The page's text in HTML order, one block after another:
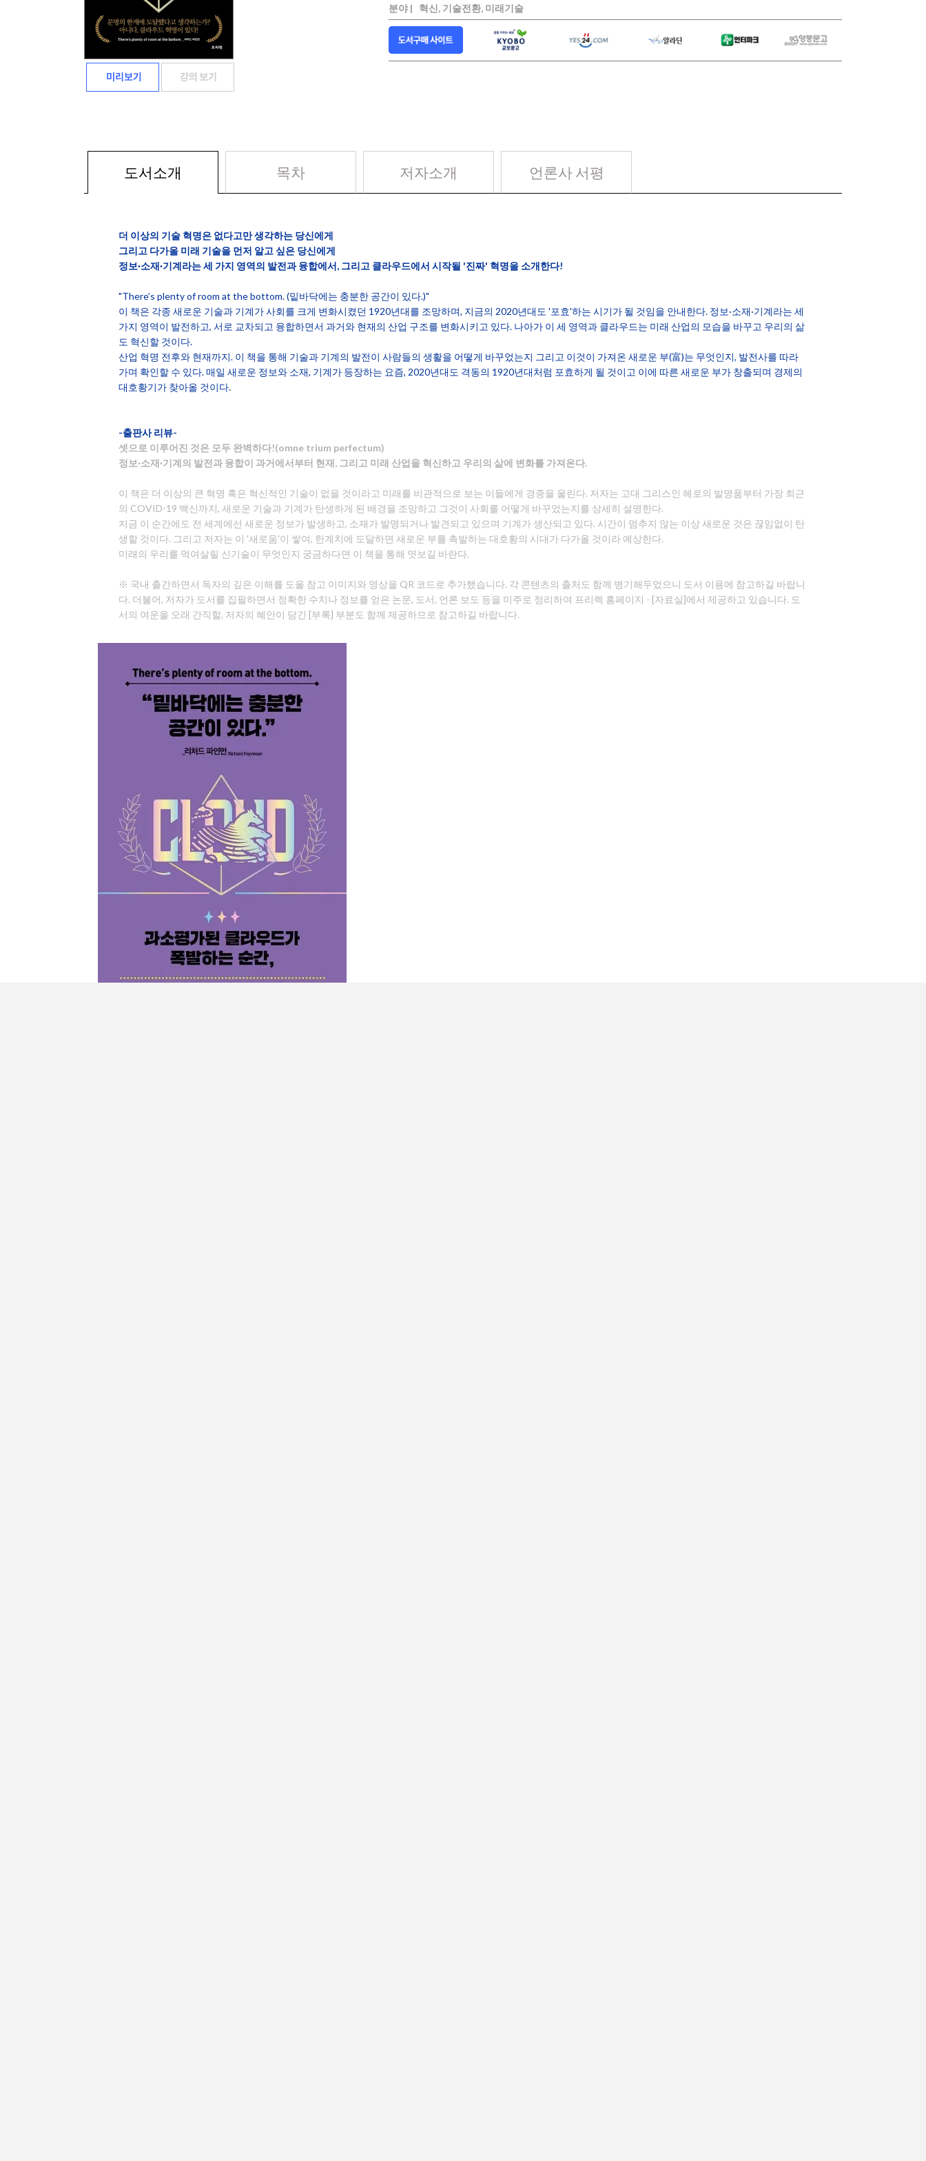
분야 | 혁신, 기술전환, 미래기술
도서소개 목차 저자소개 언론사 서평
더 이상의 기술 혁명은 없다고만 생각하는 당신에게
그리고 다가올 미래 기술을 먼저 알고 싶은 당신에게
정보·소재·기계라는 세 가지 영역의 발전과 융합에서, 그리고 클라우드에서 시작될 '진짜' 혁명을 소개한다!
"There’s plenty of room at the bottom. (밑바닥에는 충분한 공간이 있다.)"
이 책은 각종 새로운 기술과 기계가 사회를 크게 변화시켰던 1920년대를 조망하며, 지금의 2020년대도 '포효'하는 시기가 될 것임을 안내한다. 정보·소재·기계라는 세
가지 영역이 발전하고, 서로 교차되고 융합하면서 과거와 현재의 산업 구조를 변화시키고 있다. 나아가 이 세 영역과 클라우드는 미래 산업의 모습을 바꾸고 우리의 삶
도 혁신할 것이다.
산업 혁명 전후와 현재까지. 이 책을 통해 기술과 기계의 발전이 사람들의 생활을 어떻게 바꾸었는지 그리고 이것이 가져온 새로운 부(富)는 무엇인지, 발전사를 따라
가며 확인할 수 있다. 매일 새로운 정보와 소재, 기계가 등장하는 요즘, 2020년대도 격동의 1920년대처럼 포효하게 될 것이고 이에 따른 새로운 부가 창출되며 경제의
대호황기가 찾아올 것이다.
-출판사 리뷰-
셋으로 이루어진 것은 모두 완벽하다!(omne trium perfectum)
정보·소재·기계의 발전과 융합이 과거에서부터 현재, 그리고 미래 산업을 혁신하고 우리의 삶에 변화를 가져온다.
이 책은 더 이상의 큰 혁명 혹은 혁신적인 기술이 없을 것이라고 미래를 비관적으로 보는 이들에게 경종을 울린다. 저자는 고대 그리스인 헤로의 발명품부터 가장 최근
의 COVID-19 백신까지, 새로운 기술과 기계가 탄생하게 된 배경을 조망하고 그것이 사회를 어떻게 바꾸었는지를 상세히 설명한다.
지금 이 순간에도 전 세계에선 새로운 정보가 발생하고, 소재가 발명되거나 발견되고 있으며 기계가 생산되고 있다. 시간이 멈추지 않는 이상 새로운 것은 끊임없이 탄
생할 것이다. 그리고 저자는 이 '새로움'이 쌓여, 한계치에 도달하면 새로운 부를 촉발하는 대호황의 시대가 다가올 것이라 예상한다.
미래의 우리를 먹여살릴 신기술이 무엇인지 궁금하다면 이 책을 통해 엿보길 바란다.
※ 국내 출간하면서 독자의 깊은 이해를 도울 참고 이미지와 영상을 QR 코드로 추가했습니다. 각 콘텐츠의 출처도 함께 병기해두었으니 도서 이용에 참고하길 바랍니
다. 더불어, 저자가 도서를 집필하면서 정확한 수치나 정보를 얻은 논문, 도서, 언론 보도 등을 미주로 정리하여 프리렉 홈페이지 - [자료실]에서 제공하고 있습니다. 도
서의 여운을 오래 간직할, 저자의 혜안이 담긴 [부록] 부분도 함께 제공하므로 참고하길 바랍니다.